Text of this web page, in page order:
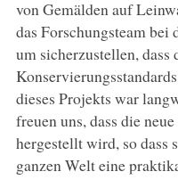
von Gemälden auf
das Forschungsteam
um sicherzustellen, dass
dieses Projekts war
freuen uns, dass die
hergestellt wird, so dass
ganzen Welt eine